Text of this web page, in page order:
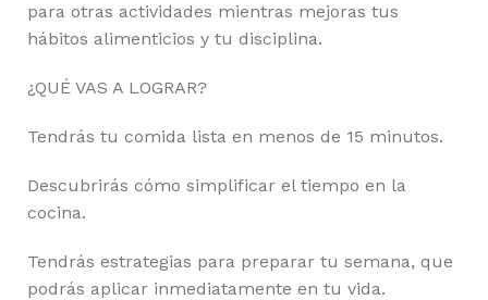
para otras actividades mientras mejoras tus
hábitos alimenticios y tu disciplina.
¿QUÉ VAS A LOGRAR?
Tendrás tu comida lista en menos de 15 minutos.
Descubrirás cómo simplificar el tiempo en la
cocina.
Tendrás estrategias para preparar tu semana, que
podrás aplicar inmediatamente en tu vida.